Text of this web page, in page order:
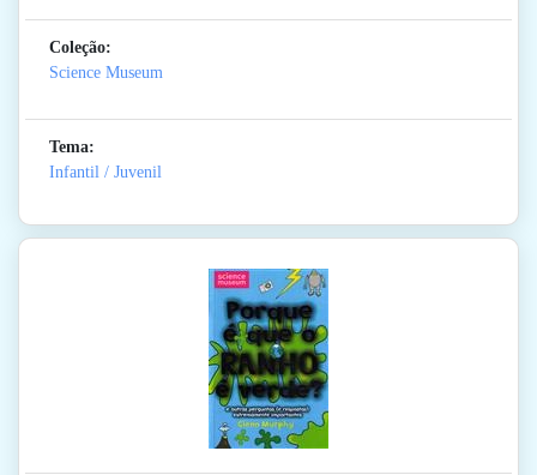
Coleção:
Science Museum
Tema:
Infantil / Juvenil